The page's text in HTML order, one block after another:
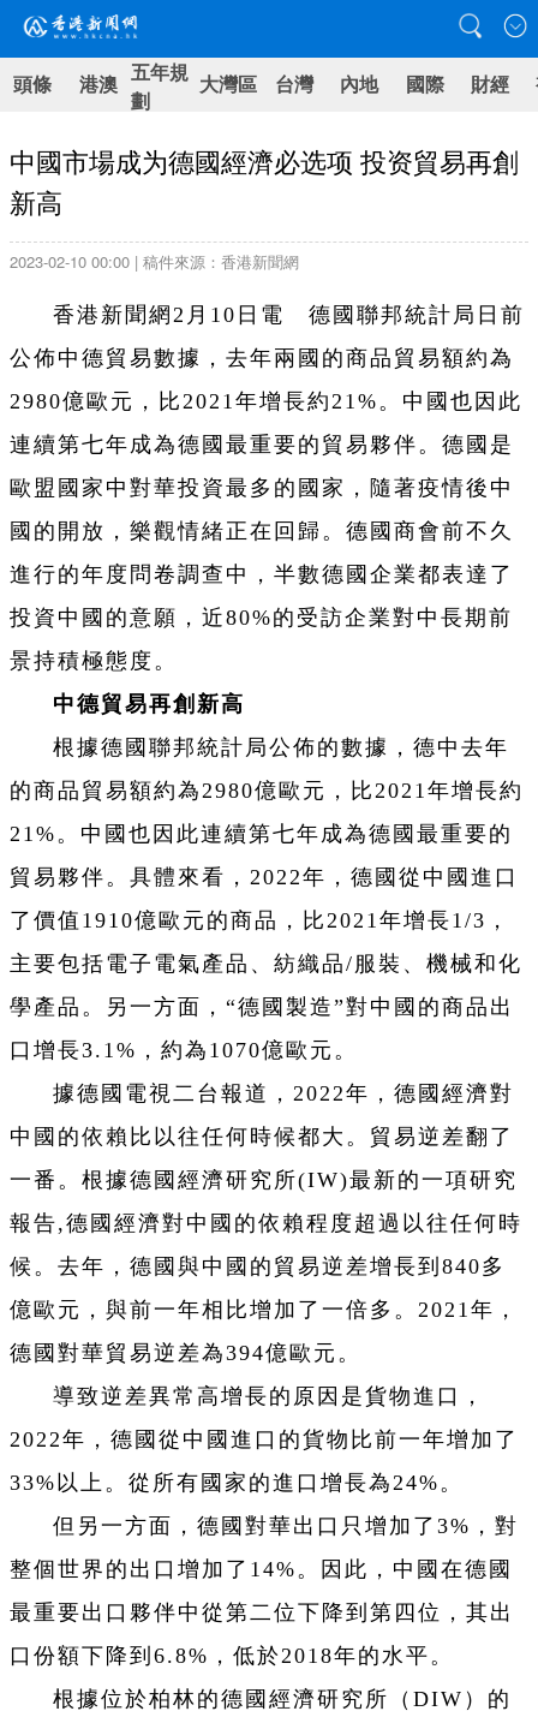
頭條 港澳 五年規
劃
大灣區 台灣 內地 國際 財經
中國市場成为德國經濟必选项 投资貿易再創
新高
2023-02-10 00:00 | 稿件來源：香港新聞網
香港新聞網2月10日電 德國聯邦統計局日前
公佈中德貿易數據，去年兩國的商品貿易額約為
2980億歐元，比2021年增長約21%。中國也因此
連續第七年成為德國最重要的貿易夥伴。德國是
歐盟國家中對華投資最多的國家，隨著疫情後中
國的開放，樂觀情緒正在回歸。德國商會前不久
進行的年度問卷調查中，半數德國企業都表達了
投資中國的意願，近80%的受訪企業對中長期前
景持積極態度。
中德貿易再創新高
根據德國聯邦統計局公佈的數據，德中去年
的商品貿易額約為2980億歐元，比2021年增長約
21%。中國也因此連續第七年成為德國最重要的
貿易夥伴。具體來看，2022年，德國從中國進口
了價值1910億歐元的商品，比2021年增長1/3，
主要包括電子電氣產品、紡織品/服裝、機械和化
學產品。另一方面，“德國製造”對中國的商品出
口增長3.1%，約為1070億歐元。
據德國電視二台報道，2022年，德國經濟對
中國的依賴比以往任何時候都大。貿易逆差翻了
一番。根據德國經濟研究所(IW)最新的一項研究
報告,德國經濟對中國的依賴程度超過以往任何時
候。去年，德國與中國的貿易逆差增長到840多
億歐元，與前一年相比增加了一倍多。2021年，
德國對華貿易逆差為394億歐元。
導致逆差異常高增長的原因是貨物進口，
2022年，德國從中國進口的貨物比前一年增加了
33%以上。從所有國家的進口增長為24%。
但另一方面，德國對華出口只增加了3%，對
整個世界的出口增加了14%。因此，中國在德國
最重要出口夥伴中從第二位下降到第四位，其出
口份額下降到6.8%，低於2018年的水平。
根據位於柏林的德國經濟研究所（DIW）的